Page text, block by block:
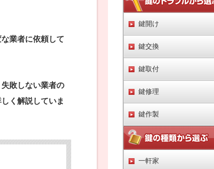
業者に依頼して
敗しない業者の
く解説していま
鍵開け
鍵交換
鍵取付
鍵修理
鍵作製
一軒家